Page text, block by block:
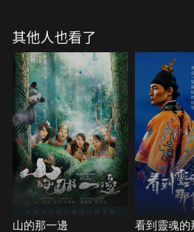
共同開設了「幸福種子」婚顧公司，
籌辦婚禮，一次次地解決屬於他人
他們也漸漸明白了愛情的輪廓，原來
愛，最終一定都能等到幸福。
其他人也看了
山的那一邊 看到靈魂的